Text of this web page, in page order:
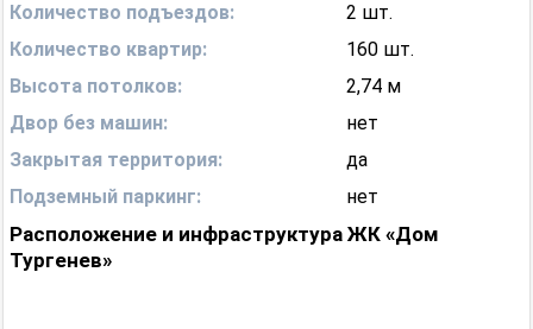
Количество подъездов:
2 шт.
Количество квартир:
160 шт.
Высота потолков:
2,74 м
Двор без машин:
нет
Закрытая территория:
да
Подземный паркинг:
нет
Расположение и инфраструктура ЖК «Дом
Тургенев»